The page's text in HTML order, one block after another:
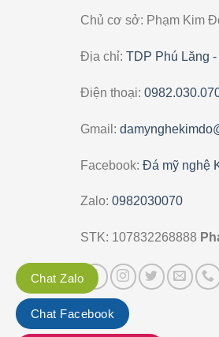
Chủ cơ sở: Phạm Kim
Địa chỉ: TDP Phú Lăng
Điện thoại:
Gmail:
Facebook: Đá mỹ nghệ
Zalo: 0982030070
STK: 107832268888
Chat Zalo
Chat Facebook